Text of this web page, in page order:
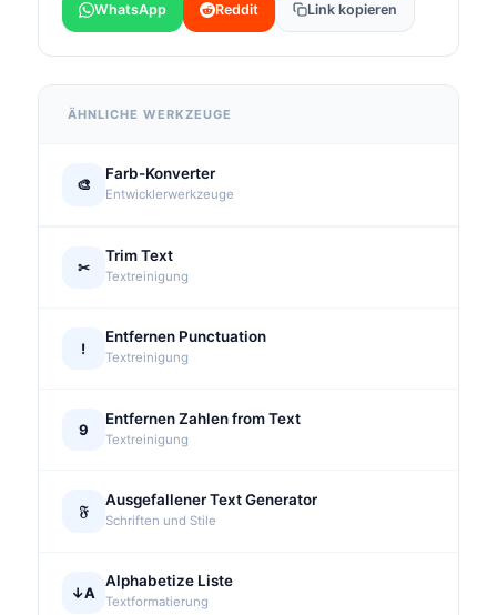
WhatsApp Reddit Link kopieren
ÄHNLICHE WERKZEUGE
🎨
Farb-Konverter
Entwicklerwerkzeuge
✂
Trim Text
Textreinigung
!
Entfernen Punctuation
Textreinigung
9
Entfernen Zahlen from Text
Textreinigung
𝔉
Ausgefallener Text Generator
Schriften und Stile
↓A
Alphabetize Liste
Textformatierung